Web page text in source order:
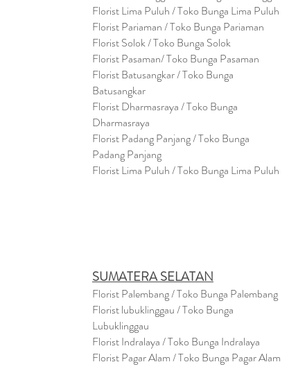
Florist Lima Puluh / Toko Bunga Lima Puluh
Florist Pariaman / Toko Bunga Pariaman
Florist Solok / Toko Bunga Solok
Florist Pasaman/ Toko Bunga Pasaman
Florist Batusangkar / Toko Bunga
Batusangkar
Florist Dharmasraya / Toko Bunga
Dharmasraya
Florist Padang Panjang / Toko Bunga
Padang Panjang
Florist Lima Puluh / Toko Bunga Lima Puluh
SUMATERA SELATAN
Florist Palembang / Toko Bunga Palembang
Florist lubuklinggau / Toko Bunga
Lubuklinggau
Florist Indralaya / Toko Bunga Indralaya
Florist Pagar Alam / Toko Bunga Pagar Alam